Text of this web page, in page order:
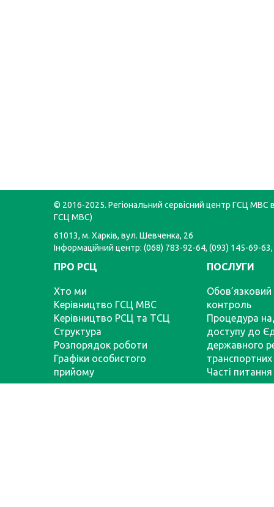
© 2016-2025. Регіональний сервісний центр ГСЦ МВС в
ГСЦ МВС)
61013, м. Харків, вул. Шевченка, 26
Інформаційний центр: (068) 783-92-64, (093) 145-69-
ПРО РСЦ
Хто ми
Керівництво ГСЦ МВС
Керівництво РСЦ та ТСЦ
Структура
Розпорядок роботи
Графіки особистого
прийому
ПОСЛУГИ
Обов’язковий
контроль
Процедура
доступу до
державного
транспортних
Часті питання